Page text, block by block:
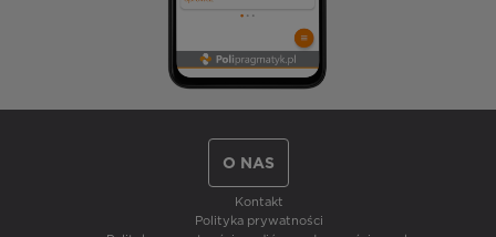
O NAS
Kontakt
Polityka prywatności